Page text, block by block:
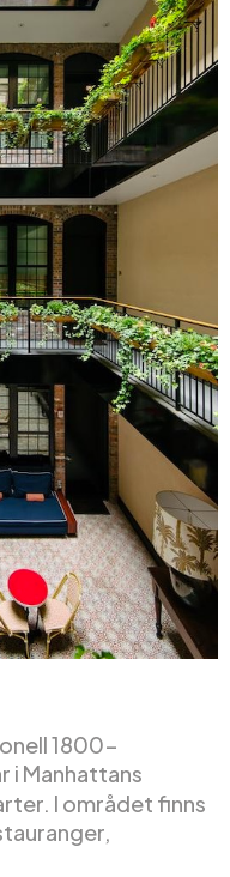
1800-
i Manhattans
I området finns